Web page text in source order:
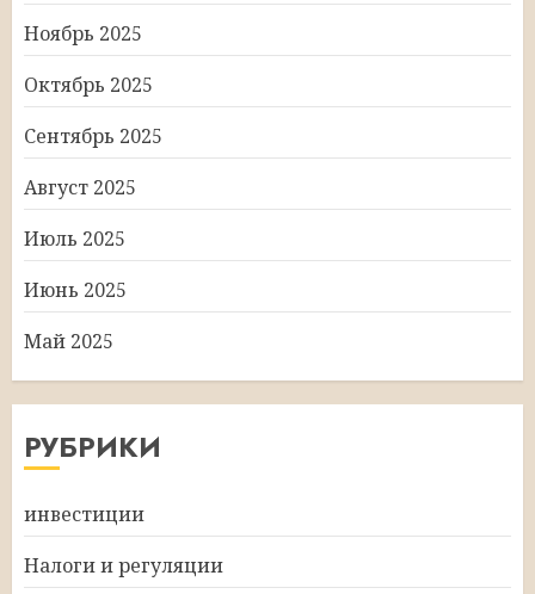
Ноябрь 2025
Октябрь 2025
Сентябрь 2025
Август 2025
Июль 2025
Июнь 2025
Май 2025
РУБРИКИ
инвестиции
Налоги и регуляции